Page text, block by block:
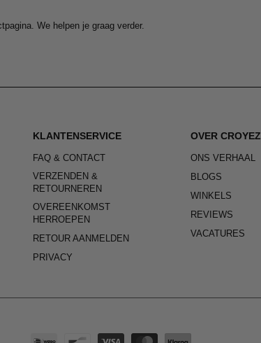
. We helpen je graag verder.
KLANTENSERVICE
FAQ & CONTACT
VERZENDEN &
RETOURNEREN
OVEREENKOMST
HERROEPEN
RETOUR AANMELDEN
PRIVACY
OVER CROYEZ
ONS VERHAAL
BLOGS
WINKELS
REVIEWS
VACATURES